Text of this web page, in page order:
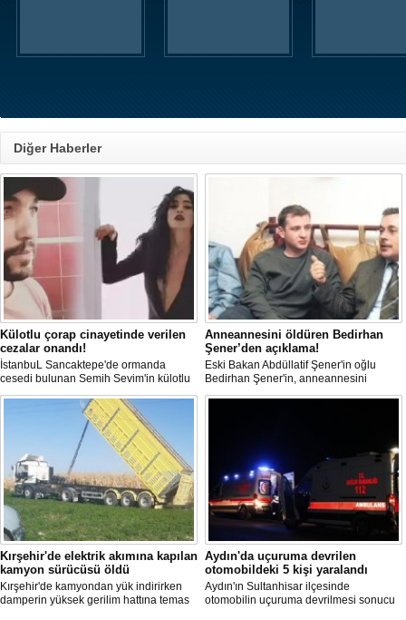
Diğer Haberler
Külotlu çorap cinayetinde verilen
cezalar onandı!
İstanbuL Sancaktepe'de ormanda
cesedi bulunan Semih Sevim'in külotlu
çorapla boğularak öldürüldüğü
iddiasına ilişkin sanık Seçil Çiftçi'ye
verilen 'ağırlaştırılmış müebbet' ve
babası hakkındaki 'müebbet' kararı,
istinaf mahkemesi onadı.
Anneannesini öldüren Bedirhan
Şener’den açıklama!
Eski Bakan Abdüllatif Şener'in oğlu
Bedirhan Şener'in, anneannesini
öldürmesine ilişkin davada karar
çekerken, Şener'e verilen ceza belli
Kırşehir'de elektrik akımına kapılan
kamyon sürücüsü öldü
Kırşehir'de kamyondan yük indirirken
damperin yüksek gerilim hattına temas
Aydın'da uçuruma devrilen
otomobildeki 5 kişi yaralandı
Aydın'ın Sultanhisar ilçesinde
otomobilin uçuruma devrilmesi sonucu